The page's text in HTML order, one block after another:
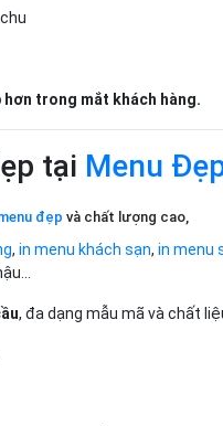
hơn trong mắt khách hàng.
tại Menu
đẹp và chất lượng cao,
, in menu khách sạn, in menu
, đa dạng mẫu mã và chất